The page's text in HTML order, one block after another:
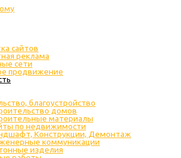
сайтов
реклама
сети
продвижение
благоустройство
домов
материалы
по недвижимости
Конструкции, Демонтаж
коммуникации
изделия